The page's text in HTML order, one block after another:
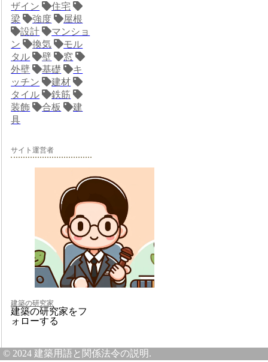
ザイン
住宅
梁
強度
屋根
設計
マンショ
ン
換気
モル
タル
壁
窓
外壁
基礎
キ
ッチン
建材
タイル
鉄筋
装飾
合板
建
具
サイト運営者
建築の研究家
建築の研究家をフ
ォローする
© 2024 建築用語と関係法令の説明.